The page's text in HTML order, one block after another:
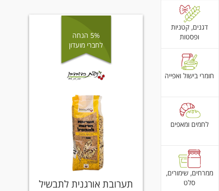
דגנים, קטניות
ופסטות
חומרי בישול ואפייה
לחמים ומאפים
ממרחים, שימורים,
סלט
5% הנחה
לחברי מועדון
תערובת אורגנית לתבשיל